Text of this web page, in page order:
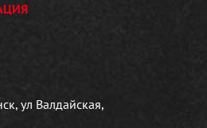
ул Валдайская,